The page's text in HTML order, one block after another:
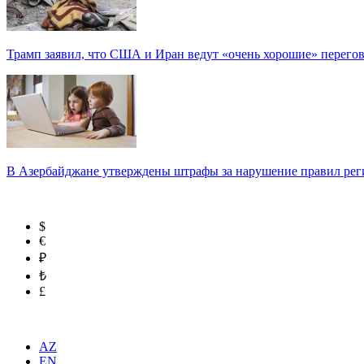
Трамп заявил, что США и Иран ведут «очень хорошие»
В Азербайджане утверждены штрафы за нарушение правил
$
€
₽
₺
£
AZ
EN